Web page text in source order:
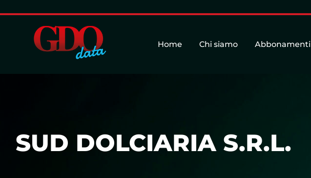
Home Chi siamo Abbonamenti
SUD DOLCIARIA S.R.L.